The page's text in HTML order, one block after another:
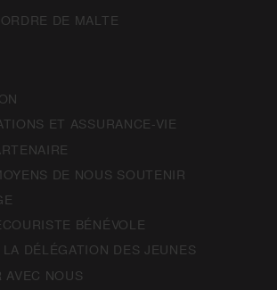
DE MALTE
ET ASSURANCE-VIE
DE NOUS SOUTENIR
BÉNÉVOLE
DÉLÉGATION DES JEUNES
AVEC NOUS